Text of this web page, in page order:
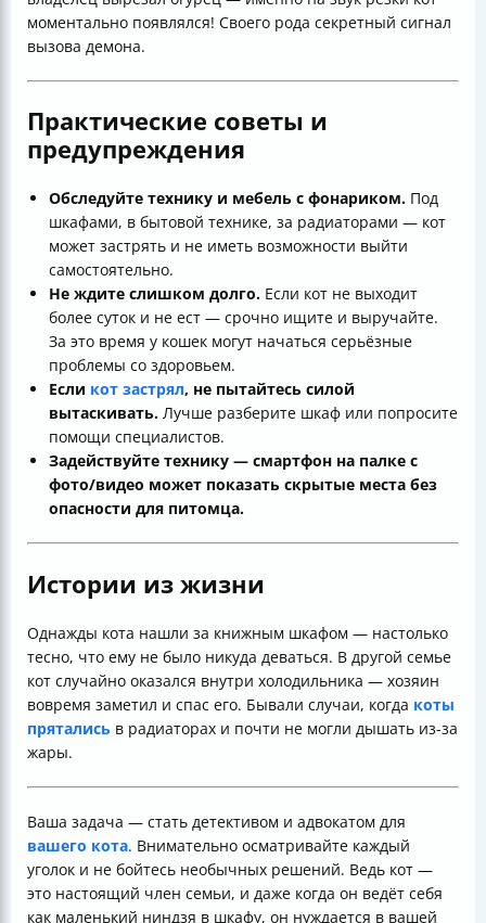
моментально появлялся! Своего рода секретный сигнал
вызова демона.
Практические советы и
предупреждения
Обследуйте технику и мебель с фонариком. Под
шкафами, в бытовой технике, за радиаторами — кот
может застрять и не иметь возможности выйти
самостоятельно.
Не ждите слишком долго. Если кот не выходит
более суток и не ест — срочно ищите и выручайте.
За это время у кошек могут начаться серьёзные
проблемы со здоровьем.
Если кот застрял, не пытайтесь силой
вытаскивать. Лучше разберите шкаф или попросите
помощи специалистов.
Задействуйте технику — смартфон на палке с
фото/видео может показать скрытые места без
опасности для питомца.
Истории из жизни
Однажды кота нашли за книжным шкафом — настолько
тесно, что ему не было никуда деваться. В другой семье
кот случайно оказался внутри холодильника — хозяин
вовремя заметил и спас его. Бывали случаи, когда коты
прятались в радиаторах и почти не могли дышать из-за
жары.
Ваша задача — стать детективом и адвокатом для
вашего кота. Внимательно осматривайте каждый
уголок и не бойтесь необычных решений. Ведь кот —
это настоящий член семьи, и даже когда он ведёт себя
как маленький ниндзя в шкафу, он нуждается в вашей